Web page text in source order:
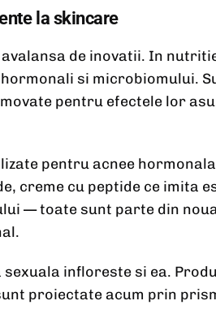
la skincare
de inovatii. In
si microbiomului.
pentru efectele lor
pentru acnee
creme cu peptide ce imita
— toate sunt parte din
infloreste si ea.
proiectate acum prin